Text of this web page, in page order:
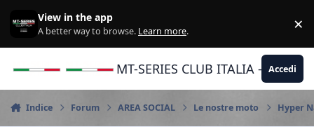
View in the app
A better way to browse. Learn more. ×
MT-SERIES CLUB ITALIA -Accedi
Indice Forum AREA SOCIAL Le nostre moto Hyper